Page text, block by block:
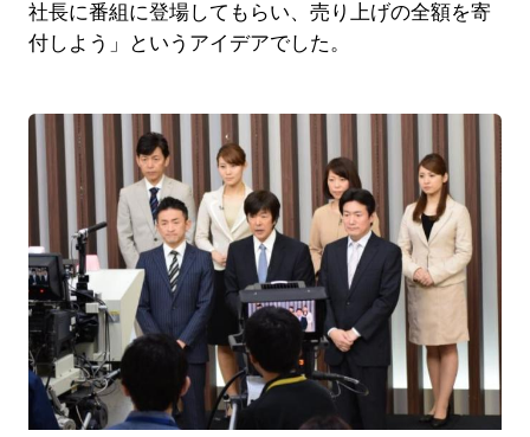
社長に番組に登場してもらい、売り上げの全額を寄
付しよう」というアイデアでした。